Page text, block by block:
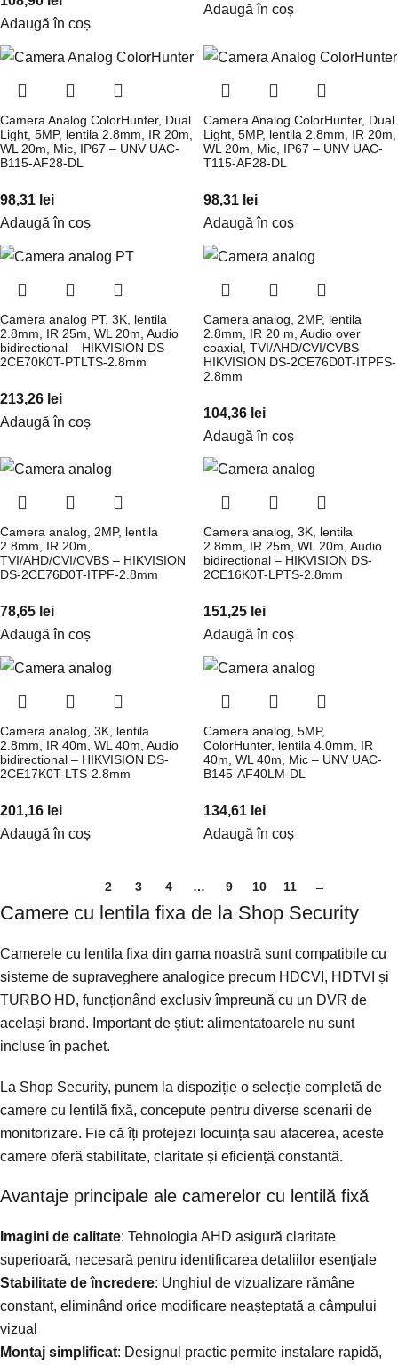
Adaugă în coș
Adaugă în coș
Camera Analog ColorHunter, Dual
Light, 5MP, lentila 2.8mm, IR 20m,
WL 20m, Mic, IP67 – UNV UAC-
B115-AF28-DL
98,31 lei
Adaugă în coș
Camera Analog ColorHunter, Dual
Light, 5MP, lentila 2.8mm, IR 20m,
WL 20m, Mic, IP67 – UNV UAC-
T115-AF28-DL
98,31 lei
Adaugă în coș
Camera analog PT, 3K, lentila
2.8mm, IR 25m, WL 20m, Audio
bidirectional – HIKVISION DS-
2CE70K0T-PTLTS-2.8mm
213,26 lei
Adaugă în coș
Camera analog, 2MP, lentila
2.8mm, IR 20 m, Audio over
coaxial, TVI/AHD/CVI/CVBS –
HIKVISION DS-2CE76D0T-ITPFS-
2.8mm
104,36 lei
Adaugă în coș
Camera analog, 2MP, lentila
2.8mm, IR 20m,
TVI/AHD/CVI/CVBS – HIKVISION
DS-2CE76D0T-ITPF-2.8mm
78,65 lei
Adaugă în coș
Camera analog, 3K, lentila
2.8mm, IR 25m, WL 20m, Audio
bidirectional – HIKVISION DS-
2CE16K0T-LPTS-2.8mm
151,25 lei
Adaugă în coș
Camera analog, 3K, lentila
2.8mm, IR 40m, WL 40m, Audio
bidirectional – HIKVISION DS-
2CE17K0T-LTS-2.8mm
201,16 lei
Adaugă în coș
Camera analog, 5MP,
ColorHunter, lentila 4.0mm, IR
40m, WL 40m, Mic – UNV UAC-
B145-AF40LM-DL
134,61 lei
Adaugă în coș
2 3 4 … 9 10 11 →
Camere cu lentila fixa de la Shop Security
Camerele cu lentila fixa din gama noastră sunt compatibile cu
sisteme de supraveghere analogice precum HDCVI, HDTVI și
TURBO HD, funcționând exclusiv împreună cu un DVR de
același brand. Important de știut: alimentatoarele nu sunt
incluse în pachet.
La Shop Security, punem la dispoziție o selecție completă de
camere cu lentilă fixă, concepute pentru diverse scenarii de
monitorizare. Fie că îți protejezi locuința sau afacerea, aceste
camere oferă stabilitate, claritate și eficiență constantă.
Avantaje principale ale camerelor cu lentilă fixă
Imagini de calitate: Tehnologia AHD asigură claritate
superioară, necesară pentru identificarea detaliilor esențiale
Stabilitate de încredere: Unghiul de vizualizare rămâne
constant, eliminând orice modificare neașteptată a câmpului
vizual
Montaj simplificat: Designul practic permite instalare rapidă,